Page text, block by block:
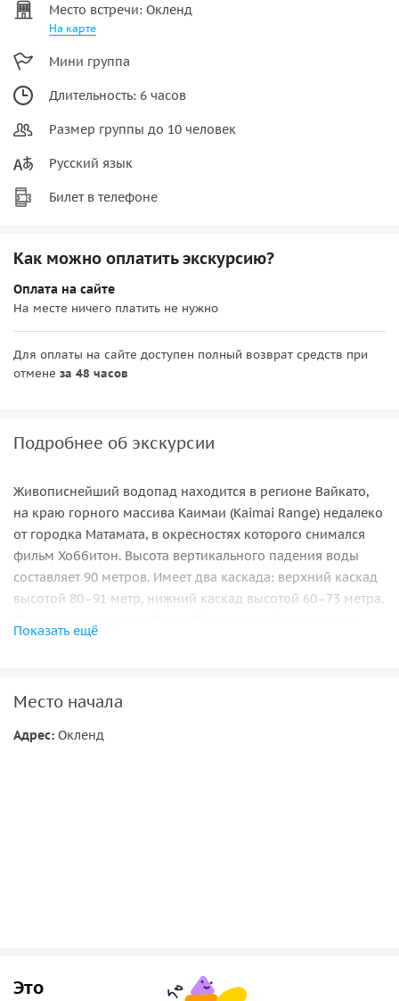
Место встречи: Окленд
На карте
Мини группа
Длительность: 6 часов
Размер группы до 10 человек
Русский язык
Билет в телефоне
Как можно оплатить экскурсию?
Оплата на сайте
На месте ничего платить не нужно
Для оплаты на сайте доступен полный возврат средств при
отмене за 48 часов
Подробнее об экскурсии
Живописнейший водопад находится в регионе Вайкато,
на краю горного массива Каимаи (Kaimai Range) недалеко
от городка Матамата, в окресностях которого снимался
фильм Хоббитон. Высота вертикального падения воды
составляет 90 метров. Имеет два каскада: верхний каскад
высотой 80–91 метр, нижний каскад высотой 60–73 метра.
Общая длинна маршрута 3.9 километра. Время подъема
(Hauraki Plains), которое опускается вниз на 2 мм в год.
Экскурсия пройдет по настоящему Новозеланскому лесу.
Показать ещё
Место начала
Адрес: Окленд
Это